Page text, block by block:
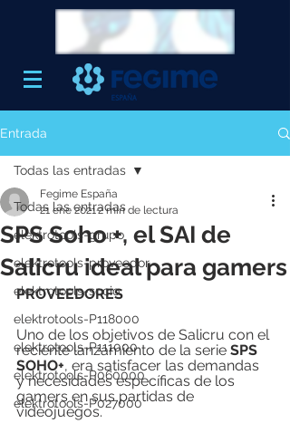
Entrada
Todas las entradas
elektrotools-grupo
elektrotools-proveedor
elektrotools-socio
elektrotools-P118000
elektrotools-P111000
elektrotools-P060000
elektrotools-P027000
Todas las entradas
SPS Soho +, el SAI de
Salicru ideal para gamers
Fegime España
21 ene 20212 min de lectura
PROVEEDORES
Uno de los objetivos de Salicru con el
reciente lanzamiento de la serie SPS
SOHO+, era satisfacer las demandas
y necesidades específicas de los
gamers en sus partidas de
videojuegos.